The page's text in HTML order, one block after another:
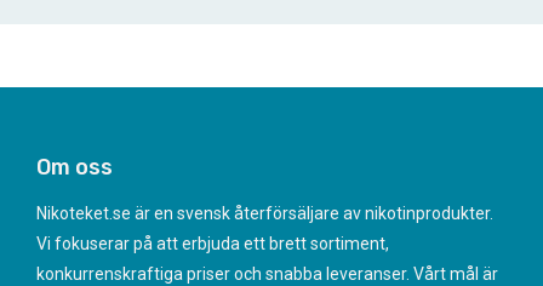
Om oss
Nikoteket.se är en svensk återförsäljare av nikotinprodukter.
Vi fokuserar på att erbjuda ett brett sortiment,
konkurrenskraftiga priser och snabba leveranser. Vårt mål är